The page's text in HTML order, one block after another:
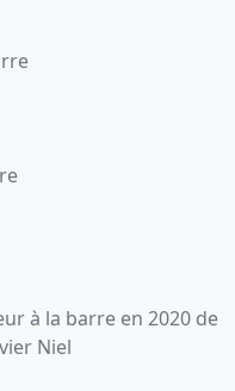
à la barre en 2020 de
Niel